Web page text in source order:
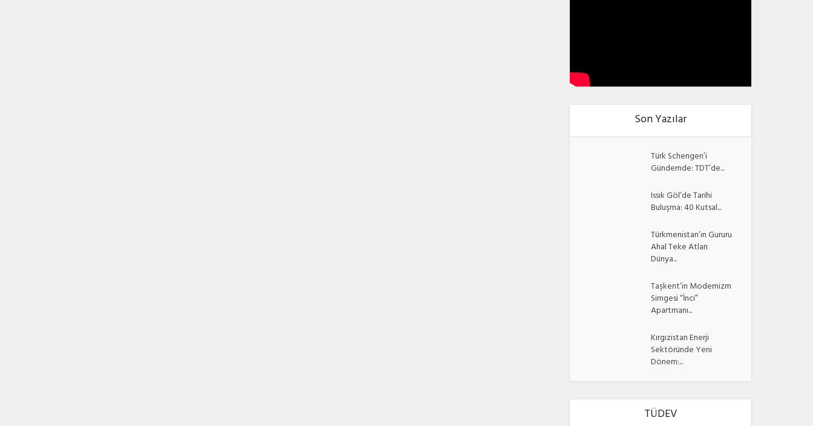
Son Yazılar
Türk Schengen’i
Gündemde: TDT’de...
Issık Göl’de Tarihi
Buluşma: 40 Kutsal...
Türkmenistan’ın Gururu
Ahal Teke Atları
Dünya...
Taşkent’in Modernizm
Simgesi “İnci”
Apartmanı...
Kırgızistan Enerji
Sektöründe Yeni
Dönem:...
TÜDEV